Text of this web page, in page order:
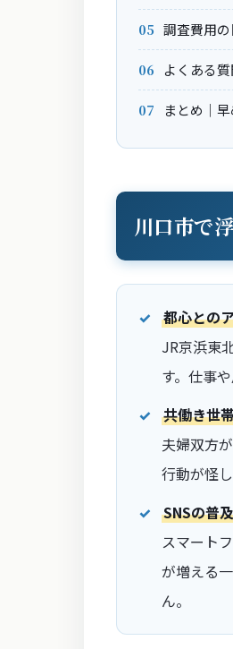
調査費用
よくある質
まとめ｜
川口市で
都心との
JR京浜東
す。仕事
共働き世
夫婦双方
行動が怪
SNSの普
スマート
が増える
ん。